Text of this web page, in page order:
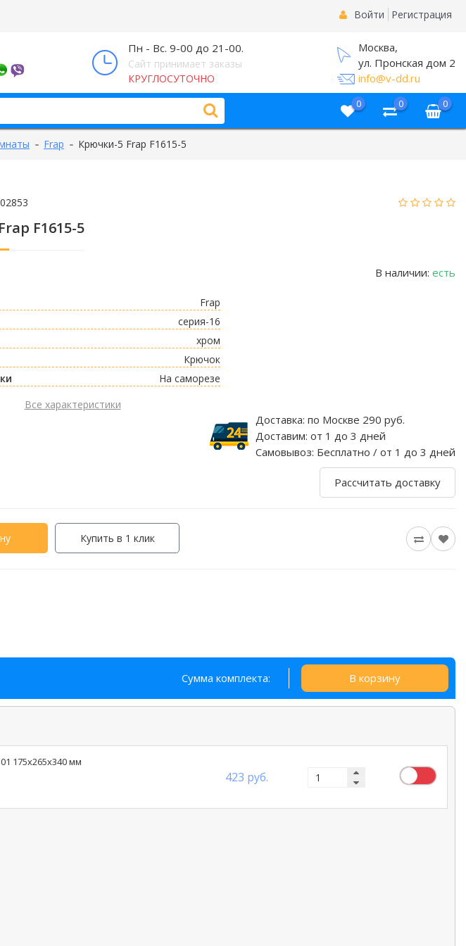
Войти Регистрация
Пн - Вс. 9-00 до 21-00.
Сайт принимает заказы
КРУГЛОСУТОЧНО
Москва,
ул. Пронская дом 2
info@v-dd.ru
0 0 0
Frap Крючки-5 Frap F1615-5
F1615-5
В наличии: есть
Frap
серия-16
хром
Крючок
На саморезе
Все характеристики
Доставка: по Москве 290 руб.
Доставим: от 1 до 3 дней
Самовывоз: Бесплатно / от 1 до 3 дней
Рассчитать доставку
Купить в 1 клик
Сумма комплекта: В корзину
175х265х340 мм
423 руб.